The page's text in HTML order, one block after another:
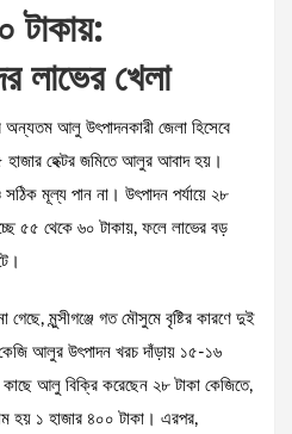
লাভের খেলা
অন্যতম আলু উৎপাদনকারী জেলা হিসেবে
হাজার হেক্টর জমিতে আলুর আবাদ হয়।
মূল্য পান না। উৎপাদন পর্যায়ে ২৮
৫৫ থেকে ৬০ টাকায়, ফলে লাভের বড়
মুন্সীগঞ্জে গত মৌসুমে বৃষ্টির কারণে দুই
আলুর উৎপাদন খরচ দাঁড়ায় ১৫-১৬
কাছে আলু বিক্রি করেছেন ২৮ টাকা কেজিতে,
হয় ১ হাজার ৪০০ টাকা। এরপর,